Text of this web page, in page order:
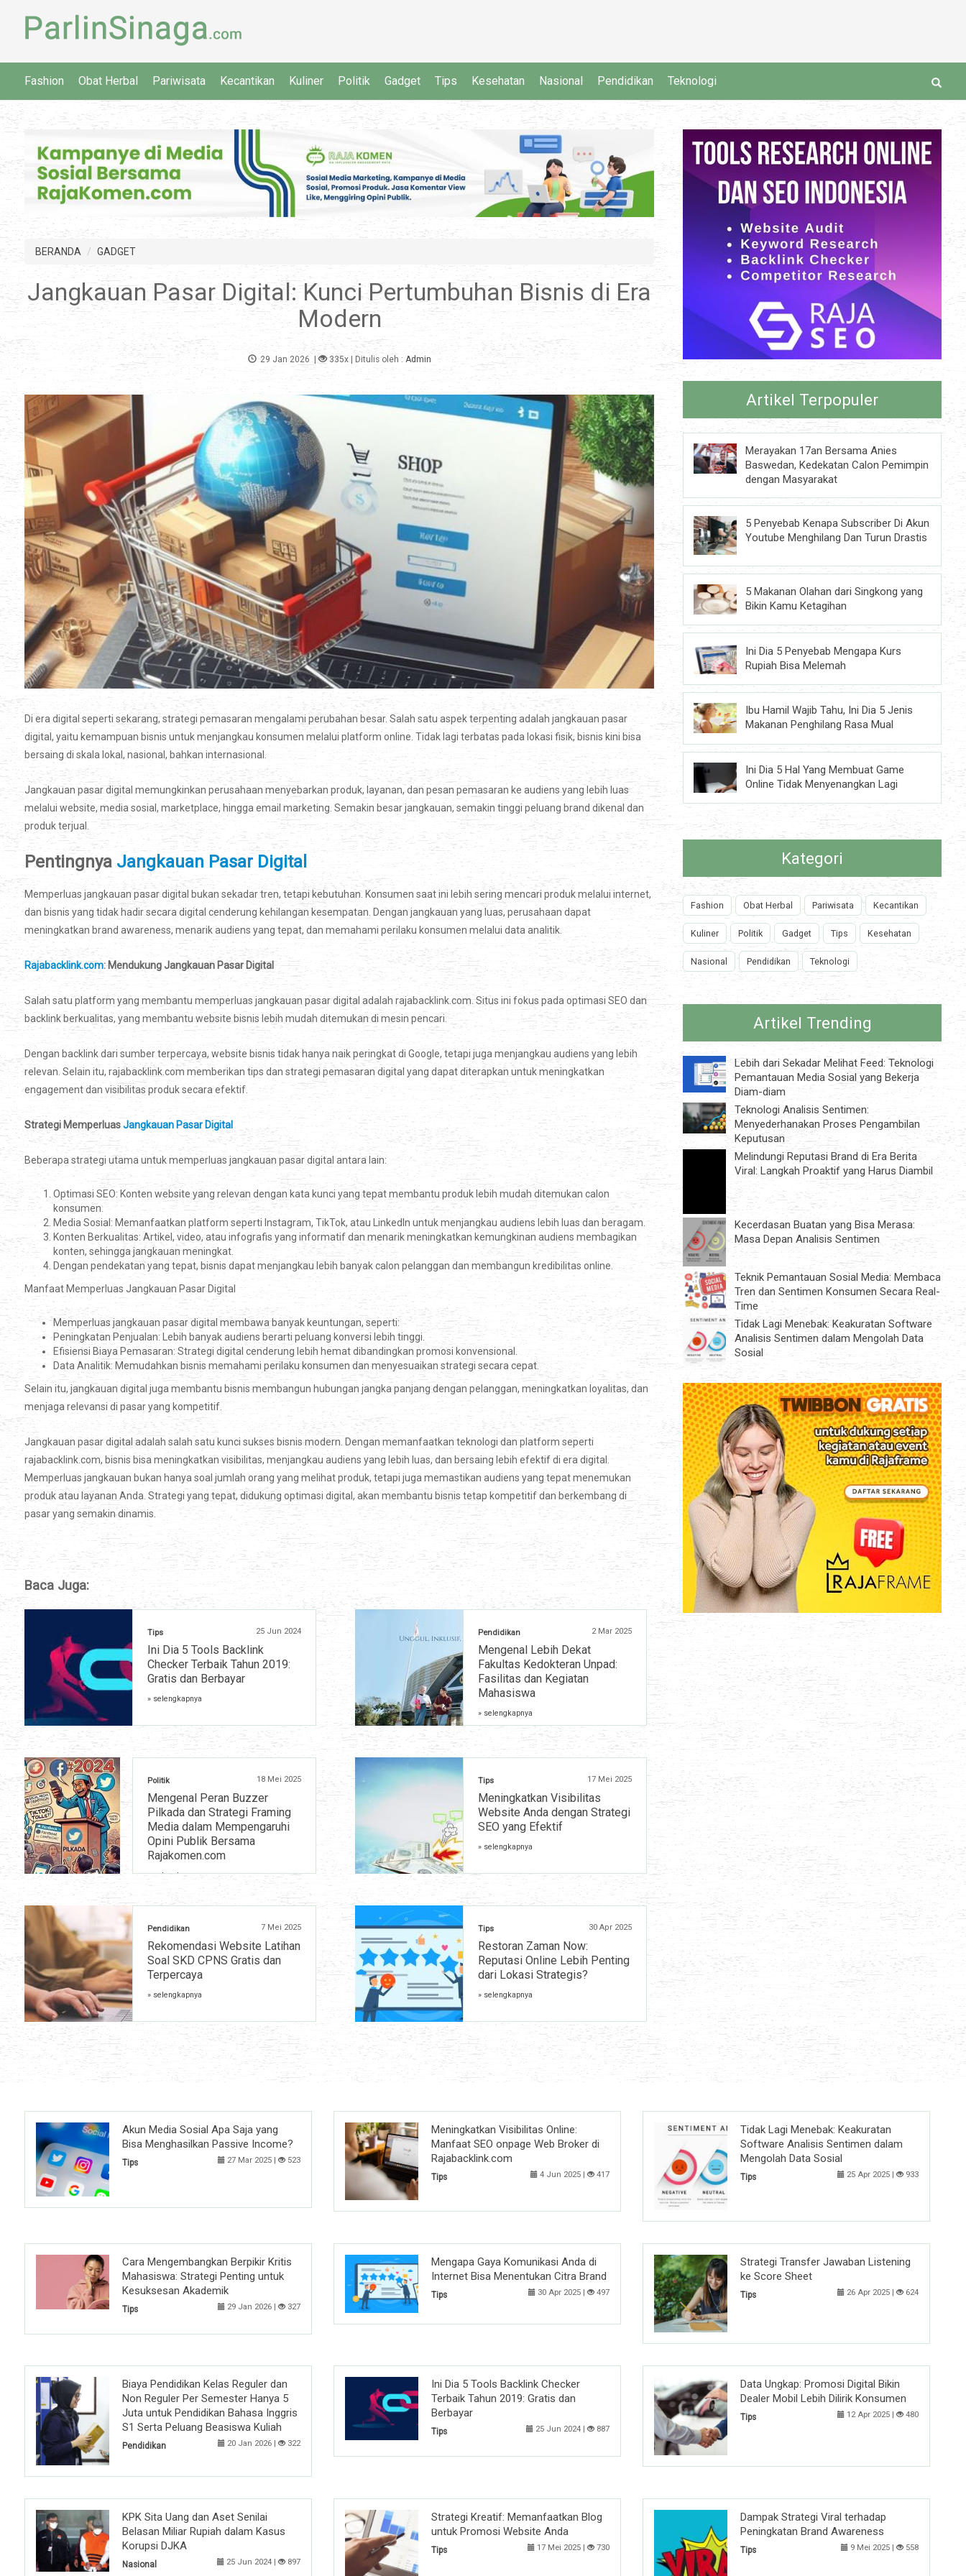
Fashion Obat Herbal Pariwisata Kecantikan Kuliner Politik Gadget Tips Kesehatan Nasional Pendidikan Teknologi
BERANDA GADGET
Jangkauan Pasar Digital: Kunci Pertumbuhan Bisnis di Era
Modern
29 Jan 2026 | 335x| Ditulis oleh : Admin
Di era digital seperti sekarang, strategi pemasaran mengalami perubahan besar. Salah satu aspek terpenting adalah jangkauan pasar
digital, yaitu kemampuan bisnis untuk menjangkau konsumen melalui platform online. Tidak lagi terbatas pada lokasi fisik, bisnis kini bisa
bersaing di skala lokal, nasional, bahkan internasional.
Jangkauan pasar digital memungkinkan perusahaan menyebarkan produk, layanan, dan pesan pemasaran ke audiens yang lebih luas
melalui website, media sosial, marketplace, hingga email marketing. Semakin besar jangkauan, semakin tinggi peluang brand dikenal dan
produk terjual.
Pentingnya Jangkauan Pasar Digital
Memperluas jangkauan pasar digital bukan sekadar tren, tetapi kebutuhan. Konsumen saat ini lebih sering mencari produk melalui internet,
dan bisnis yang tidak hadir secara digital cenderung kehilangan kesempatan. Dengan jangkauan yang luas, perusahaan dapat
meningkatkan brand awareness, menarik audiens yang tepat, dan memahami perilaku konsumen melalui data analitik.
Rajabacklink.com: Mendukung Jangkauan Pasar Digital
Salah satu platform yang membantu memperluas jangkauan pasar digital adalah rajabacklink.com. Situs ini fokus pada optimasi SEO dan
backlink berkualitas, yang membantu website bisnis lebih mudah ditemukan di mesin pencari.
Dengan backlink dari sumber terpercaya, website bisnis tidak hanya naik peringkat di Google, tetapi juga menjangkau audiens yang lebih
relevan. Selain itu, rajabacklink.com memberikan tips dan strategi pemasaran digital yang dapat diterapkan untuk meningkatkan
engagement dan visibilitas produk secara efektif.
Strategi MemperluasJangkauan Pasar Digital
Beberapa strategi utama untuk memperluas jangkauan pasar digital antara lain:
Optimasi SEO: Konten website yang relevan dengan kata kunci yang tepat membantu produk lebih mudah ditemukan calon
konsumen.
Media Sosial: Memanfaatkan platform seperti Instagram, TikTok, atau LinkedIn untuk menjangkau audiens lebih luas dan beragam.
Konten Berkualitas: Artikel, video, atau infografis yang informatif dan menarik meningkatkan kemungkinan audiens membagikan
konten, sehingga jangkauan meningkat.
Dengan pendekatan yang tepat, bisnis dapat menjangkau lebih banyak calon pelanggan dan membangun kredibilitas online.
Manfaat Memperluas Jangkauan Pasar Digital
Memperluas jangkauan pasar digital membawa banyak keuntungan, seperti:
Peningkatan Penjualan: Lebih banyak audiens berarti peluang konversi lebih tinggi.
Efisiensi Biaya Pemasaran: Strategi digital cenderung lebih hemat dibandingkan promosi konvensional.
Data Analitik: Memudahkan bisnis memahami perilaku konsumen dan menyesuaikan strategi secara cepat.
Selain itu, jangkauan digital juga membantu bisnis membangun hubungan jangka panjang dengan pelanggan, meningkatkan loyalitas, dan
menjaga relevansi di pasar yang kompetitif.
Jangkauan pasar digital adalah salah satu kunci sukses bisnis modern. Dengan memanfaatkan teknologi dan platform seperti
rajabacklink.com, bisnis bisa meningkatkan visibilitas, menjangkau audiens yang lebih luas, dan bersaing lebih efektif di era digital.
Memperluas jangkauan bukan hanya soal jumlah orang yang melihat produk, tetapi juga memastikan audiens yang tepat menemukan
produk atau layanan Anda. Strategi yang tepat, didukung optimasi digital, akan membantu bisnis tetap kompetitif dan berkembang di
pasar yang semakin dinamis.
Baca Juga:
Tips 25 Jun 2024
Ini Dia 5 Tools Backlink
Checker Terbaik Tahun 2019:
Gratis dan Berbayar
» selengkapnya
Pendidikan 2 Mar 2025
Mengenal Lebih Dekat
Fakultas Kedokteran Unpad:
Fasilitas dan Kegiatan
Mahasiswa
» selengkapnya
Politik 18 Mei 2025
Mengenal Peran Buzzer
Pilkada dan Strategi Framing
Media dalam Mempengaruhi
Opini Publik Bersama
Rajakomen.com
» selengkapnya
Tips 17 Mei 2025
Meningkatkan Visibilitas
Website Anda dengan Strategi
SEO yang Efektif
» selengkapnya
Pendidikan 7 Mei 2025
Rekomendasi Website Latihan
Soal SKD CPNS Gratis dan
Terpercaya
» selengkapnya
Tips 30 Apr 2025
Restoran Zaman Now:
Reputasi Online Lebih Penting
dari Lokasi Strategis?
» selengkapnya
Artikel Terpopuler
Merayakan 17an Bersama Anies
Baswedan, Kedekatan Calon Pemimpin
dengan Masyarakat
5 Penyebab Kenapa Subscriber Di Akun
Youtube Menghilang Dan Turun Drastis
5 Makanan Olahan dari Singkong yang
Bikin Kamu Ketagihan
Ini Dia 5 Penyebab Mengapa Kurs
Rupiah Bisa Melemah
Ibu Hamil Wajib Tahu, Ini Dia 5 Jenis
Makanan Penghilang Rasa Mual
Ini Dia 5 Hal Yang Membuat Game
Online Tidak Menyenangkan Lagi
Kategori
Fashion Obat Herbal Pariwisata Kecantikan
Kuliner Politik Gadget Tips Kesehatan
Nasional Pendidikan Teknologi
Artikel Trending
Lebih dari Sekadar Melihat Feed: Teknologi
Pemantauan Media Sosial yang Bekerja
Diam-diam
Teknologi Analisis Sentimen:
Menyederhanakan Proses Pengambilan
Keputusan
Melindungi Reputasi Brand di Era Berita
Viral: Langkah Proaktif yang Harus Diambil
Kecerdasan Buatan yang Bisa Merasa:
Masa Depan Analisis Sentimen
Teknik Pemantauan Sosial Media: Membaca
Tren dan Sentimen Konsumen Secara Real-
Time
Tidak Lagi Menebak: Keakuratan Software
Analisis Sentimen dalam Mengolah Data
Sosial
Akun Media Sosial Apa Saja yang
Bisa Menghasilkan Passive Income?
Tips 27 Mar 2025 | 523
Meningkatkan Visibilitas Online:
Manfaat SEO onpage Web Broker di
Rajabacklink.com
Tips 4 Jun 2025 | 417
Tidak Lagi Menebak: Keakuratan
Software Analisis Sentimen dalam
Mengolah Data Sosial
Tips 25 Apr 2025 | 933
Cara Mengembangkan Berpikir Kritis
Mahasiswa: Strategi Penting untuk
Kesuksesan Akademik
Tips 29 Jan 2026 | 327
Mengapa Gaya Komunikasi Anda di
Internet Bisa Menentukan Citra Brand
Tips 30 Apr 2025 | 497
Strategi Transfer Jawaban Listening
ke Score Sheet
Tips 26 Apr 2025 | 624
Biaya Pendidikan Kelas Reguler dan
Non Reguler Per Semester Hanya 5
Juta untuk Pendidikan Bahasa Inggris
S1 Serta Peluang Beasiswa Kuliah
Pendidikan 20 Jan 2026 | 322
Ini Dia 5 Tools Backlink Checker
Terbaik Tahun 2019: Gratis dan
Berbayar
Tips 25 Jun 2024 | 887
Data Ungkap: Promosi Digital Bikin
Dealer Mobil Lebih Dilirik Konsumen
Tips 12 Apr 2025 | 480
KPK Sita Uang dan Aset Senilai
Belasan Miliar Rupiah dalam Kasus
Korupsi DJKA
Nasional 25 Jun 2024 | 897
Strategi Kreatif: Memanfaatkan Blog
untuk Promosi Website Anda
Tips 17 Mei 2025 | 730
Dampak Strategi Viral terhadap
Peningkatan Brand Awareness
Tips 9 Mei 2025 | 558